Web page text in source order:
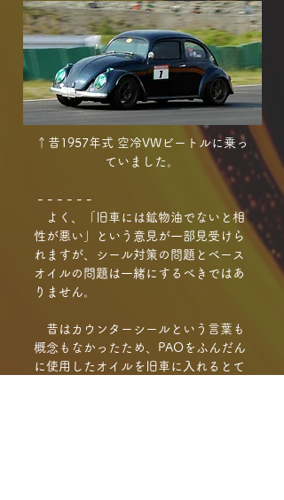
↑昔1957年式 空冷VWビートルに乗っ
ていました。
- - - - - -
よく、「旧車には鉱物油でないと相
性が悪い」という意見が一部見受けら
れますが、シール対策の問題とベース
オイルの問題は一緒にするべきではあ
りません。
昔はカウンターシールという言葉も
概念もなかったため、PAOをふんだん
に使用したオイルを旧車に入れるとて